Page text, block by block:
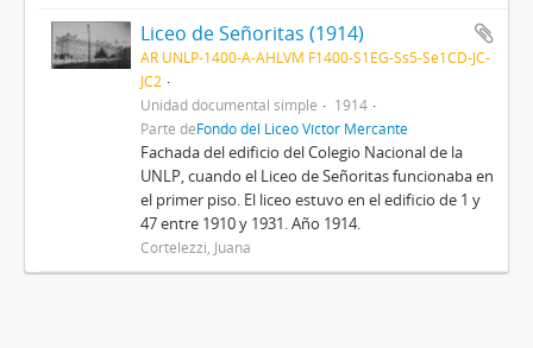
Liceo de Señoritas (1914)
AR UNLP-1400-A-AHLVM F1400-S1EG-Ss5-Se1CD-JC-
JC2
Unidad documental simple
1914
Parte deFondo del Liceo Víctor Mercante
Fachada del edificio del Colegio Nacional de la
UNLP, cuando el Liceo de Señoritas funcionaba en
el primer piso. El liceo estuvo en el edificio de 1 y
47 entre 1910 y 1931. Año 1914.
Cortelezzi, Juana